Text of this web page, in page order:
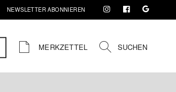
NEWSLETTER ABONNIEREN
MERKZETTEL SUCHEN